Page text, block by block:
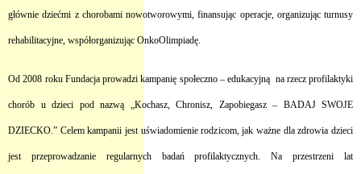
głównie dziećmi z chorobami nowotworowymi, finansując operacje, organizując turnusy
rehabilitacyjne, współorganizując OnkoOlimpiadę.
Od 2008 roku Fundacja prowadzi kampanię społeczno – edukacyjną na rzecz profilaktyki
chorób u dzieci pod nazwą „Kochasz, Chronisz, Zapobiegasz – BADAJ SWOJE
DZIECKO.” Celem kampanii jest uświadomienie rodzicom, jak ważne dla zdrowia dzieci
jest przeprowadzanie regularnych badań profilaktycznych. Na przestrzeni lat